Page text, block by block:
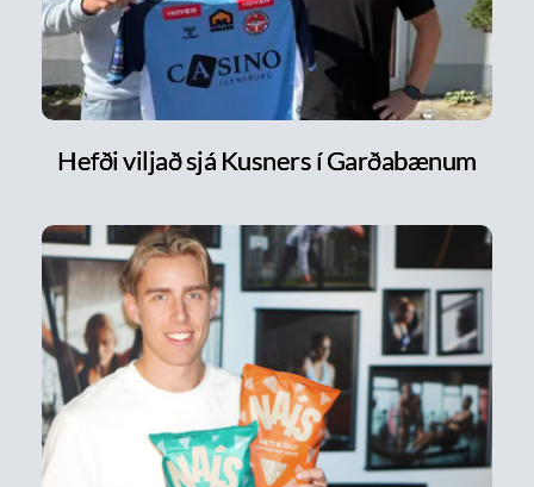
Hefði viljað sjá Kusners í Garðabænum